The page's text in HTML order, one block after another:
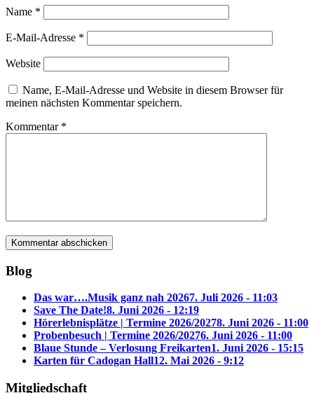
Name *
E-Mail-Adresse *
Website
Name, E-Mail-Adresse und Website in diesem Browser für
meinen nächsten Kommentar speichern.
Kommentar *
Blog
Das war….Musik ganz nah 20267. Juli 2026 - 11:03
Save The Date!8. Juni 2026 - 12:19
Hörerlebnisplätze | Termine 2026/20278. Juni 2026 - 11:00
Probenbesuch | Termine 2026/20276. Juni 2026 - 11:00
Blaue Stunde – Verlosung Freikarten1. Juni 2026 - 15:15
Karten für Cadogan Hall12. Mai 2026 - 9:12
Mitgliedschaft